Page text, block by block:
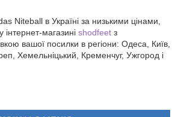
Niteball в Україні за низькими цінами,
магазині shodfeet з
вашої посилки в регіони: Одеса, Київ,
Хемельніцький, Кременчуг, Ужгород і